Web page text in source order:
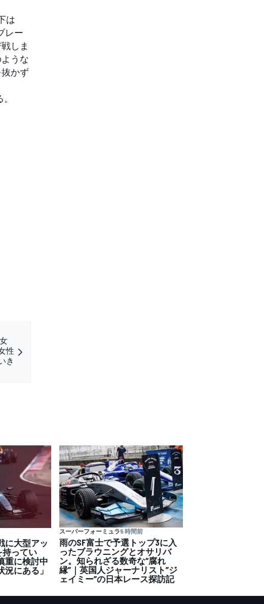
は
レー
しま
うな
かず
性
き
に大型アッ
持ってい
に検討中
況にある」
スーパーフォーミュラ5 時間前
雨のSF富士で予選トップ3に入
ったブラウニングとオサリバ
ン。知られざる数奇な“腐れ
縁”｜英国人ジャーナリスト”ジ
ェイミー”の日本レース探訪記